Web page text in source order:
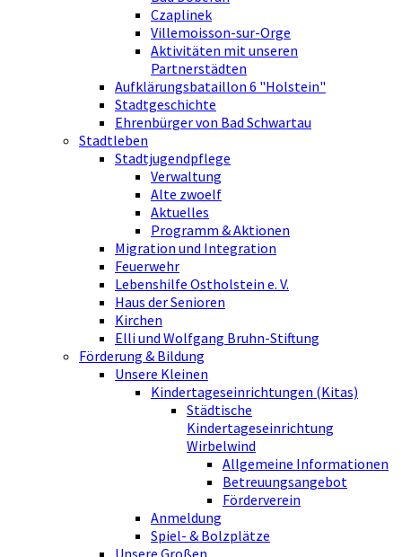
Czaplinek
Villemoisson-sur-Orge
Aktivitäten mit unseren
Partnerstädten
Aufklärungsbataillon 6 "Holstein"
Stadtgeschichte
Ehrenbürger von Bad Schwartau
Stadtleben
Stadtjugendpflege
Verwaltung
Alte zwoelf
Aktuelles
Programm & Aktionen
Migration und Integration
Feuerwehr
Lebenshilfe Ostholstein e. V.
Haus der Senioren
Kirchen
Elli und Wolfgang Bruhn-Stiftung
Förderung & Bildung
Unsere Kleinen
Kindertageseinrichtungen (Kitas)
Städtische
Kindertageseinrichtung
Wirbelwind
Allgemeine Informationen
Betreuungsangebot
Förderverein
Anmeldung
Spiel- & Bolzplätze
Unsere Großen